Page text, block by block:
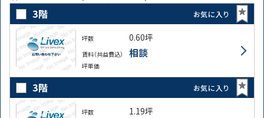
3階 お気に入り
坪数 0.60坪
賃料（共益費込） 相談
坪単価
3階 お気に入り
坪数 1.19坪